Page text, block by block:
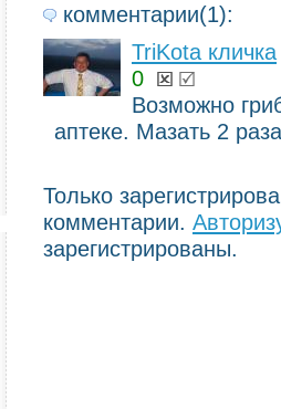
комментарии(1):
TriKota кличка
0
Возможно
аптеке. Мазать 2
Только
комментарии.
зарегистрированы.